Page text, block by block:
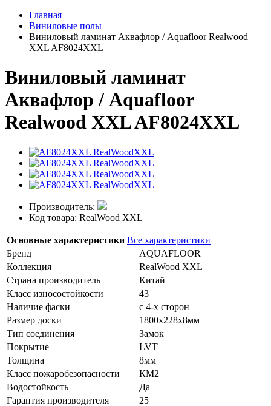
Главная
Виниловые полы
Виниловый ламинат Аквафлор / Aquafloor Realwood
XXL AF8024XXL
Виниловый ламинат
Аквафлор / Aquafloor
Realwood XXL AF8024XXL
Производитель:
Код товара: RealWood XXL
Основные характеристики Все характеристики
Бренд
AQUAFLOOR
Коллекция
RealWood XXL
Страна производитель
Китай
Класс износостойкости
43
Наличие фаски
с 4-х сторон
Размер доски
1800х228х8мм
Тип соединения
Замок
Покрытие
LVT
Толщина
8мм
Класс пожаробезопасности
КМ2
Водостойкость
Да
Гарантия производителя
25